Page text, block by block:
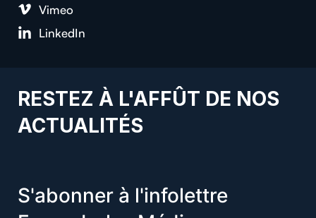
Vimeo
LinkedIn
RESTEZ À L'AFFÛT DE NOS
ACTUALITÉS
S'abonner à l'infolettre